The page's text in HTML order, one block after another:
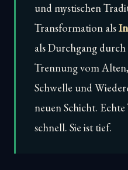
und mystischen
Transformation als
als Durchgang
Trennung vom
Schwelle und
neuen Schicht.
schnell. Sie ist tief.